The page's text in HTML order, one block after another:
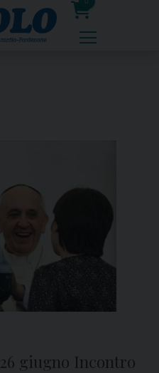
0
prodotti
giugno Incontro